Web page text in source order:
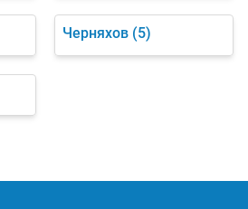
Черняхов (5)